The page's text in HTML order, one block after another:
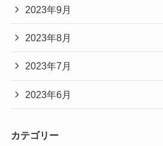
2023年9月
2023年8月
2023年7月
2023年6月
カテゴリー